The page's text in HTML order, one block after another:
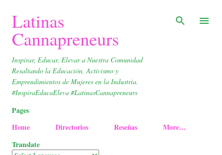
Latinas
Cannapreneurs
Inspirar, Educar, Elevar a Nuestra Comunidad
Resaltando la Educación, Activismo y
Emprendimientos de Mujeres en la Industria.
#InspiraEducaEleva #LatinasCannapreneurs
Pages
Home
Directorios Reseñas
More…
Translate